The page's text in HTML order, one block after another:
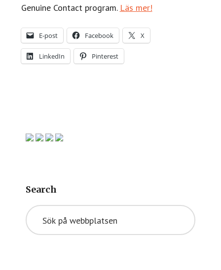
Genuine Contact program. Läs mer!
E-post Facebook X
LinkedIn Pinterest
Primärt
Search
Sök
på
webbplatsen